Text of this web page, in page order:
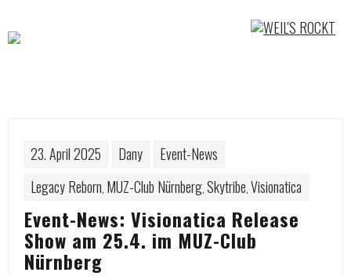
content
23. April 2025 Dany
Event-News
Legacy Reborn, MUZ-Club Nürnberg,Skytribe,Visionatica
Event-News: Visionatica Release
Show am 25.4. im MUZ-Club
Nürnberg